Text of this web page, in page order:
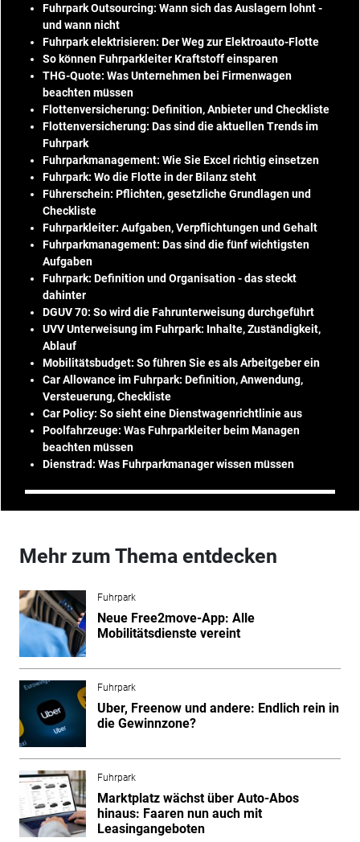
Fuhrpark Outsourcing: Wann sich das Auslagern lohnt -
und wann nicht
Fuhrpark elektrisieren: Der Weg zur Elektroauto-Flotte
So können Fuhrparkleiter Kraftstoff einsparen
THG-Quote: Was Unternehmen bei Firmenwagen
beachten müssen
Flottenversicherung: Definition, Anbieter und Checkliste
Flottenversicherung: Das sind die aktuellen Trends im
Fuhrpark
Fuhrparkmanagement: Wie Sie Excel richtig einsetzen
Fuhrpark: Wo die Flotte in der Bilanz steht
Führerschein: Pflichten, gesetzliche Grundlagen und
Checkliste
Fuhrparkleiter: Aufgaben, Verpflichtungen und Gehalt
Fuhrparkmanagement: Das sind die fünf wichtigsten
Aufgaben
Fuhrpark: Definition und Organisation - das steckt
dahinter
DGUV 70: So wird die Fahrunterweisung durchgeführt
UVV Unterweisung im Fuhrpark: Inhalte, Zuständigkeit,
Ablauf
Mobilitätsbudget: So führen Sie es als Arbeitgeber ein
Car Allowance im Fuhrpark: Definition, Anwendung,
Versteuerung, Checkliste
Car Policy: So sieht eine Dienstwagenrichtlinie aus
Poolfahrzeuge: Was Fuhrparkleiter beim Managen
beachten müssen
Dienstrad: Was Fuhrparkmanager wissen müssen
Mehr zum Thema entdecken
Fuhrpark
Neue Free2move-App: Alle
Mobilitätsdienste vereint
Fuhrpark
Uber, Freenow und andere: Endlich rein in
die Gewinnzone?
Fuhrpark
Marktplatz wächst über Auto-Abos
hinaus: Faaren nun auch mit
Leasingangeboten